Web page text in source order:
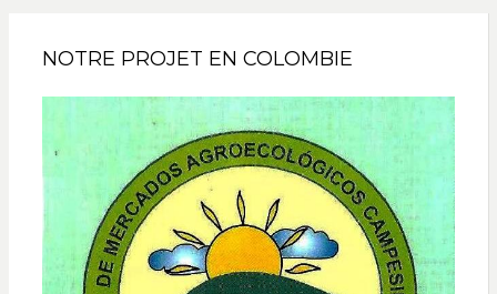
NOTRE PROJET EN COLOMBIE